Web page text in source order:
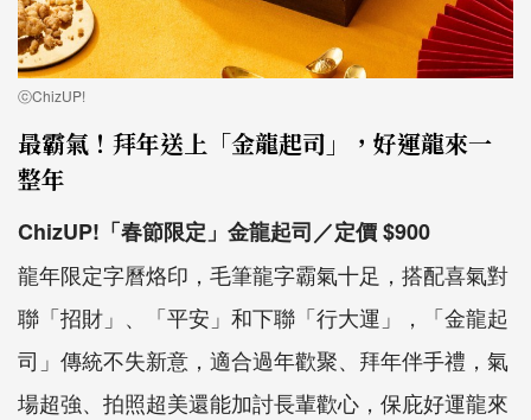
ⓒChizUP!
最霸氣！拜年送上「金龍起司」，好運龍來一
整年
ChizUP!「春節限定」金龍起司／定價 $900
龍年限定字曆烙印，毛筆龍字霸氣十足，搭配喜氣對
聯「招財」、「平安」和下聯「行大運」，「金龍起
司」傳統不失新意，適合過年歡聚、拜年伴手禮，氣
場超強、拍照超美還能加討長輩歡心，保庇好運龍來